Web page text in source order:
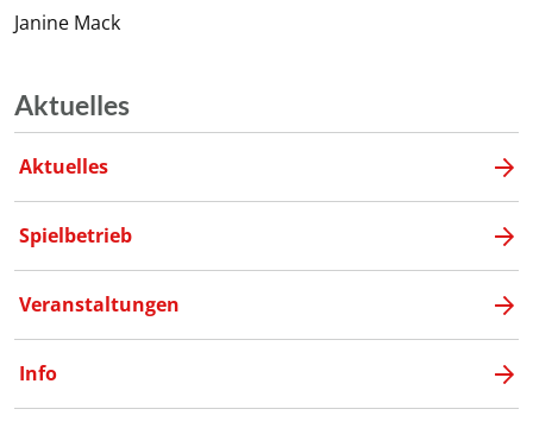
Janine Mack
Aktuelles
Aktuelles
Spielbetrieb
Veranstaltungen
Info